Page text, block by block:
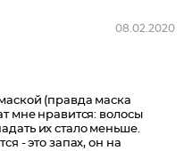
08.02.2020
(правда маска
мне нравится: волосы
их стало меньше.
- это запах, он на